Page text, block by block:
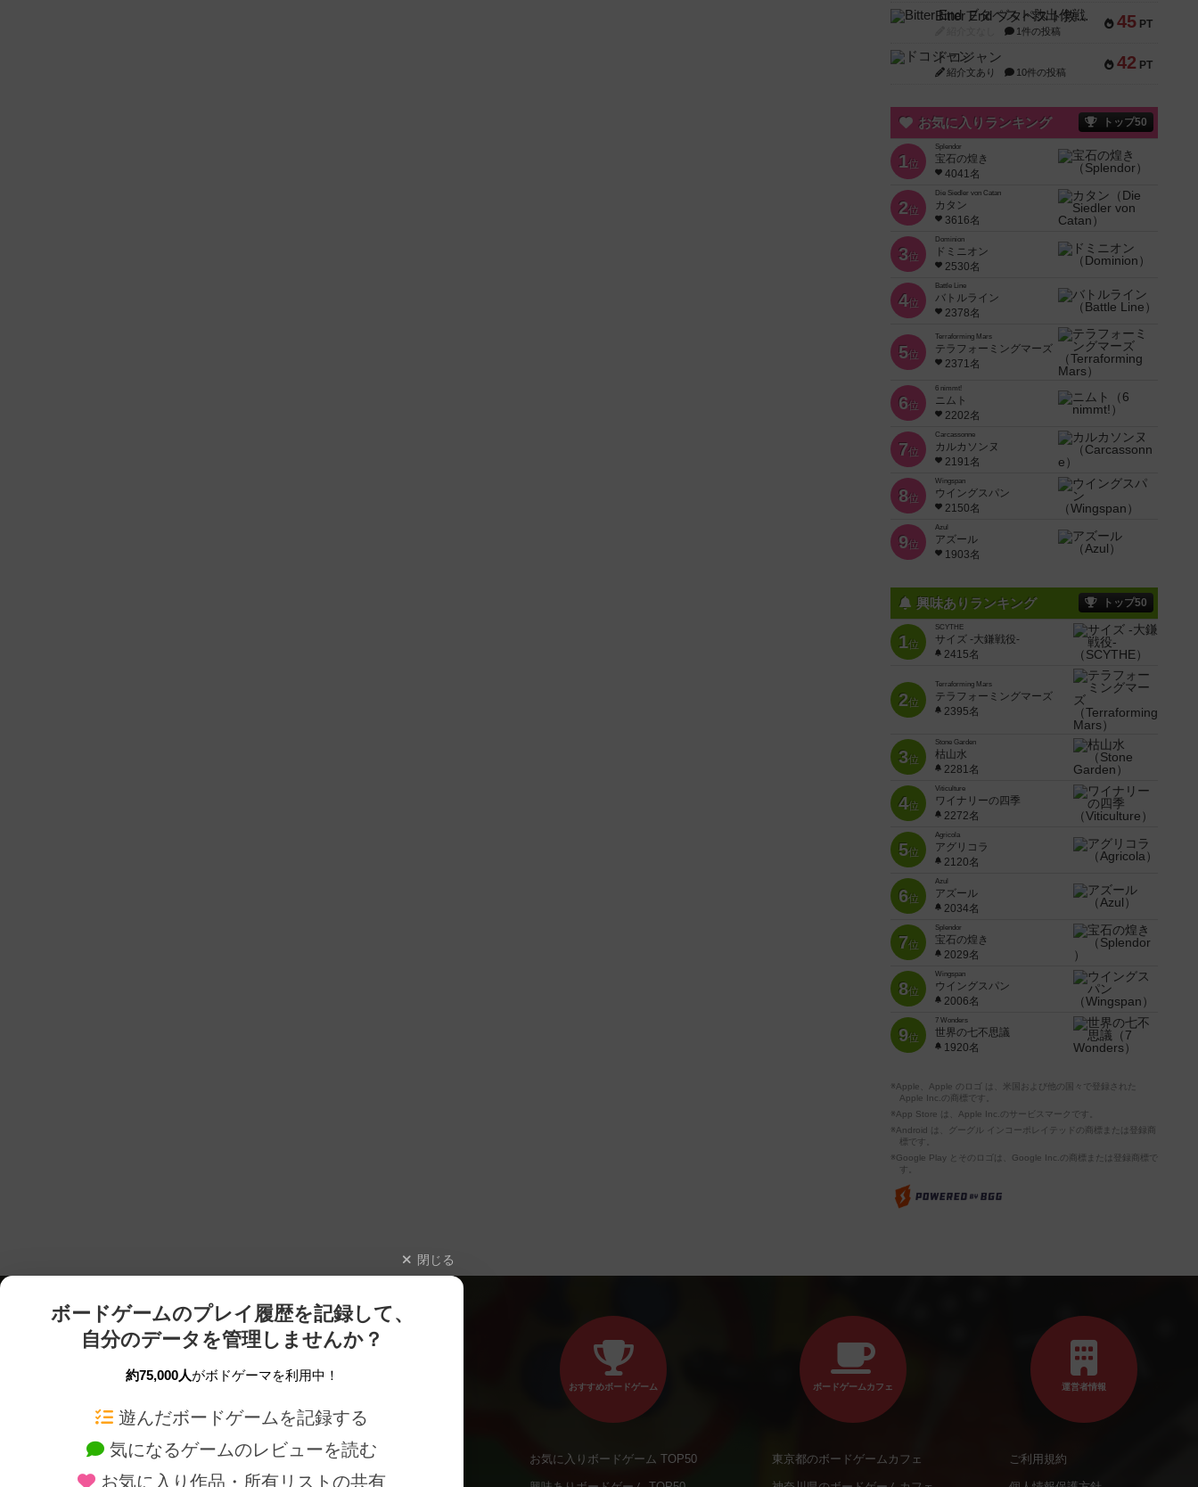
45 PT
Bitter End ブタペスト救出作戦
1件の投稿
42 PT
ドコジャン
紹介文あり 10件の投稿
お気に入りランキング トップ50
1位
Splendor
宝石の煌き
4041名
2位
Die Siedler von Catan
カタン
3616名
3位
Dominion
ドミニオン
2530名
4位
Battle Line
バトルライン
2378名
5位
Terraforming Mars
テラフォーミングマーズ
2371名
6位
6 nimmt!
ニムト
2202名
7位
Carcassonne
カルカソンヌ
2191名
8位
Wingspan
ウイングスパン
2150名
9位
Azul
アズール
1903名
興味ありランキング トップ50
1位
SCYTHE
サイズ -大鎌戦役-
2415名
2位
Terraforming Mars
テラフォーミングマーズ
2395名
3位
Stone Garden
枯山水
2281名
4位
Viticulture
ワイナリーの四季
2272名
5位
Agricola
アグリコラ
2120名
6位
Azul
アズール
2034名
7位
Splendor
宝石の煌き
2029名
8位
Wingspan
ウイングスパン
2006名
9位
7 Wonders
世界の七不思議
1920名
※Apple、Apple のロゴ は、米国および他の国々で登録された
Apple Inc.の商標です。
※App Store は、Apple Inc.のサービスマークです。
※Android は、グーグル インコーポレイテッドの商標または登録商
標です。
※Google Play とそのロゴは、Google Inc.の商標または登録商標で
す。
閉じる
ボードゲームのプレイ履歴を記録して、
自分のデータを管理しませんか？
約75,000人がボドゲーマを利用中！
遊んだボードゲームを記録する
気になるゲームのレビューを読む
お気に入り作品・所有リストの共有
ボードゲームを検索する 新作・再入荷情報
おすすめボードゲーム
お気に入りボードゲーム TOP50
ボードゲームカフェ
東京都のボードゲームカフェ
運営者情報
ご利用規約